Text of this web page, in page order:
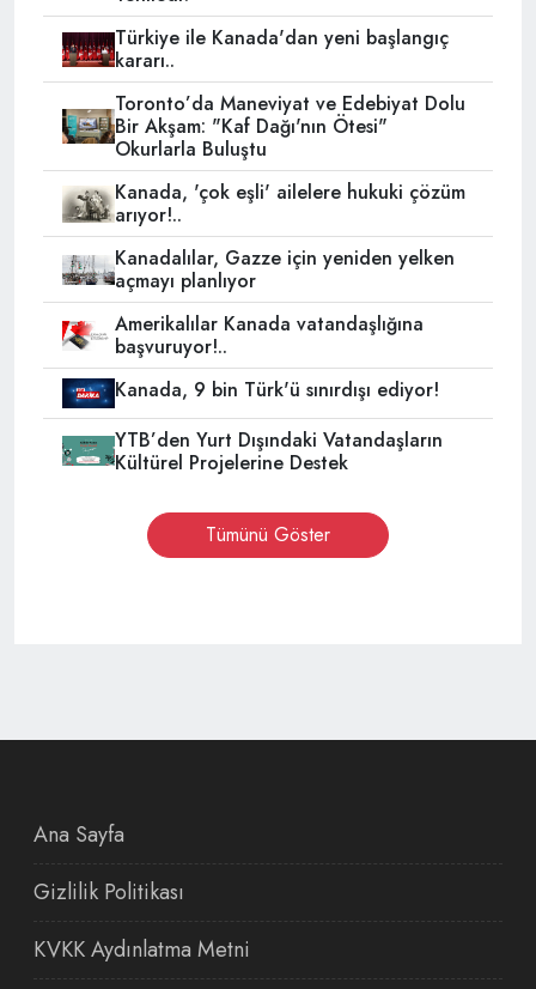
Türkiye ile Kanada'dan yeni başlangıç
kararı..
Toronto’da Maneviyat ve Edebiyat Dolu
Bir Akşam: "Kaf Dağı'nın Ötesi"
Okurlarla Buluştu
Kanada, 'çok eşli' ailelere hukuki çözüm
arıyor!..
Kanadalılar, Gazze için yeniden yelken
açmayı planlıyor
Amerikalılar Kanada vatandaşlığına
başvuruyor!..
Kanada, 9 bin Türk'ü sınırdışı ediyor!
YTB’den Yurt Dışındaki Vatandaşların
Kültürel Projelerine Destek
Tümünü Göster
Ana Sayfa
Gizlilik Politikası
KVKK Aydınlatma Metni